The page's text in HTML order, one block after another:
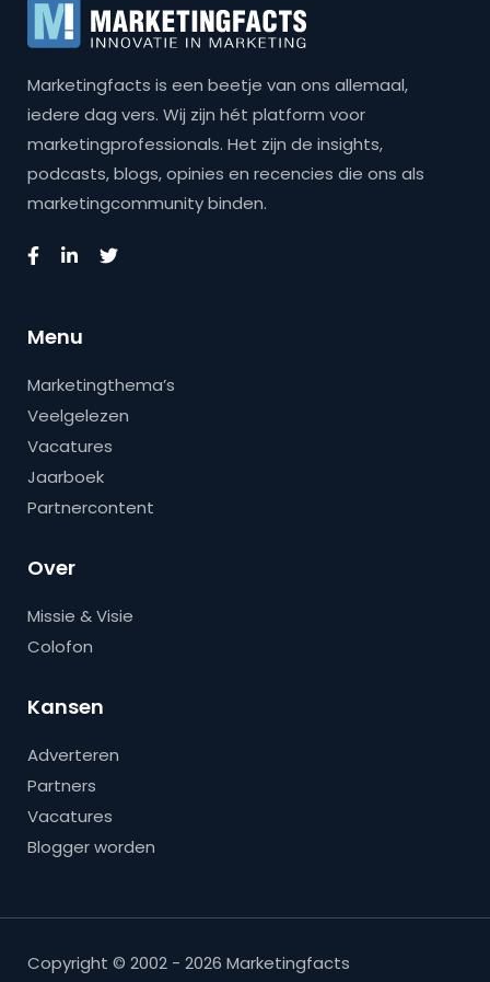
Marketingfacts is een beetje van ons allemaal,
iedere dag vers. Wij zijn hét platform voor
marketingprofessionals. Het zijn de insights,
podcasts, blogs, opinies en recencies die ons als
marketingcommunity binden.
Menu
Marketingthema’s
Veelgelezen
Vacatures
Jaarboek
Partnercontent
Over
Missie & Visie
Colofon
Kansen
Adverteren
Partners
Vacatures
Blogger worden
Copyright © 2002 - 2026 Marketingfacts